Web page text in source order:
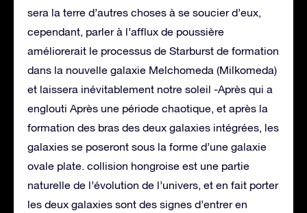
sera la terre d’autres choses à se soucier d’eux,
cependant, parler à l’afflux de poussière
améliorerait le processus de Starburst de formation
dans la nouvelle galaxie Melchomeda (Milkomeda)
et laissera inévitablement notre soleil -Après qui a
englouti Après une période chaotique, et après la
formation des bras des deux galaxies intégrées, les
galaxies se poseront sous la forme d’une galaxie
ovale plate. collision hongroise est une partie
naturelle de l’évolution de l’univers, et en fait porter
les deux galaxies sont des signes d’entrer en